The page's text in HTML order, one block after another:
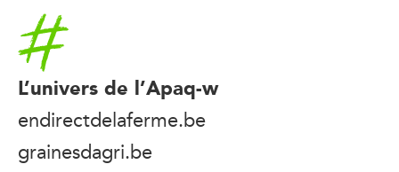
Accueil
L’univers de l’Apaq-w
endirectdelaferme.be
grainesdagri.be